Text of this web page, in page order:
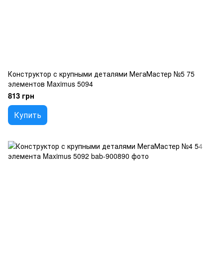
Конструктор с крупными деталями МегаМастер №5 75
элементов Maximus 5094
813 грн
Купить